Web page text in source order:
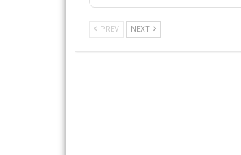
PREV NEXT